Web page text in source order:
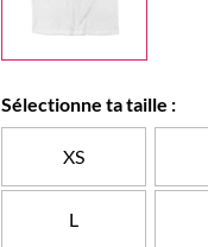
Sélectionne ta taille :
XS
L